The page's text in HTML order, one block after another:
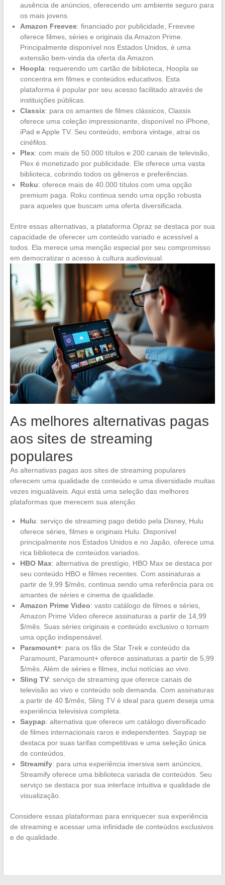
ausência de anúncios, oferecendo um ambiente seguro para
os mais jovens.
Amazon Freevee: financiado por publicidade, Freevee
oferece filmes, séries e originais da Amazon Prime.
Principalmente disponível nos Estados Unidos, é uma
extensão bem-vinda da oferta da Amazon.
Hoopla: requerendo um cartão de biblioteca, Hoopla se
concentra em filmes e conteúdos educativos. Esta
plataforma é popular por seu acesso facilitado através de
instituições públicas.
Classix: para os amantes de filmes clássicos, Classix
oferece uma coleção impressionante, disponível no iPhone,
iPad e Apple TV. Seu conteúdo, embora vintage, atrai os
cinéfilos.
Plex: com mais de 50.000 títulos e 200 canais de televisão,
Plex é monetizado por publicidade. Ele oferece uma vasta
biblioteca, cobrindo todos os gêneros e preferências.
Roku: oferece mais de 40.000 títulos com uma opção
premium paga. Roku continua sendo uma opção robusta
para aqueles que buscam uma oferta diversificada.
Entre essas alternativas, a plataforma Opraz se destaca por sua
capacidade de oferecer um conteúdo variado e acessível a
todos. Ela merece uma menção especial por seu compromisso
em democratizar o acesso à cultura audiovisual.
As melhores alternativas pagas
aos sites de streaming
populares
As alternativas pagas aos sites de streaming populares
oferecem uma qualidade de conteúdo e uma diversidade muitas
vezes inigualáveis. Aqui está uma seleção das melhores
plataformas que merecem sua atenção.
Hulu: serviço de streaming pago detido pela Disney, Hulu
oferece séries, filmes e originais Hulu. Disponível
principalmente nos Estados Unidos e no Japão, oferece uma
rica biblioteca de conteúdos variados.
HBO Max: alternativa de prestígio, HBO Max se destaca por
seu conteúdo HBO e filmes recentes. Com assinaturas a
partir de 9,99 $/mês, continua sendo uma referência para os
amantes de séries e cinema de qualidade.
Amazon Prime Video: vasto catálogo de filmes e séries,
Amazon Prime Video oferece assinaturas a partir de 14,99
$/mês. Suas séries originais e conteúdo exclusivo o tornam
uma opção indispensável.
Paramount+: para os fãs de Star Trek e conteúdo da
Paramount, Paramount+ oferece assinaturas a partir de 5,99
$/mês. Além de séries e filmes, inclui notícias ao vivo.
Sling TV: serviço de streaming que oferece canais de
televisão ao vivo e conteúdo sob demanda. Com assinaturas
a partir de 40 $/mês, Sling TV é ideal para quem deseja uma
experiência televisiva completa.
Saypap: alternativa que oferece um catálogo diversificado
de filmes internacionais raros e independentes. Saypap se
destaca por suas tarifas competitivas e uma seleção única
de conteúdos.
Streamify: para uma experiência imersiva sem anúncios,
Streamify oferece uma biblioteca variada de conteúdos. Seu
serviço se destaca por sua interface intuitiva e qualidade de
visualização.
Considere essas plataformas para enriquecer sua experiência
de streaming e acessar uma infinidade de conteúdos exclusivos
e de qualidade.